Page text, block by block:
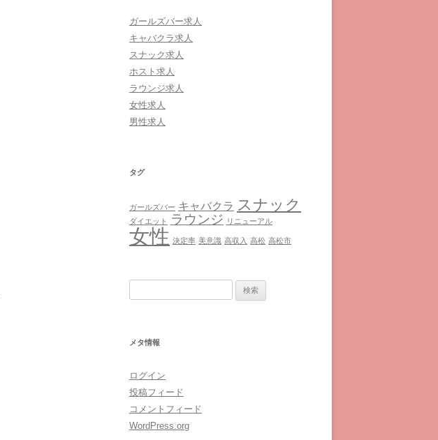
ガールズバー求人
キャバクラ求人
スナック求人
ホスト求人
ラウンジ求人
女性求人
男性求人
タグ
ガールズバー キャバクラ スナック
ダイエット ラウンジ リニューアル
女性 決定率 美意識 高収入 高松 高松市
メタ情報
ログイン
投稿フィード
コメントフィード
WordPress.org